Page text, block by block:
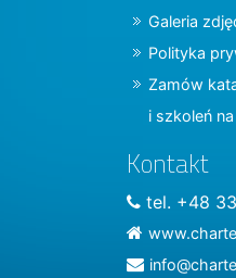
Galeria
Polityka
Zamów
i szkoleń
Kontakt
tel. +48